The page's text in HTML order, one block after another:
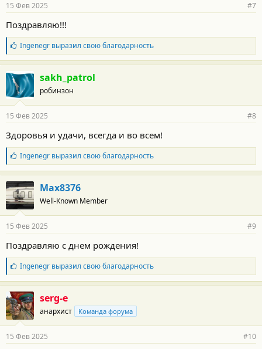
н
с
т
и
:
15 Фев 2025 #7
Поздравляю!!!
Б
л
а
г
о
д
а
н
с
т
и
:
Ingenegrвыразил свою благодарность
sakh_patrol
робинзон
15 Фев 2025 #8
Здоровья и удачи, всегда и во всем!
Б
л
а
г
о
д
а
н
с
т
и
:
Ingenegrвыразил свою благодарность
Max8376
Well-Known Member
15 Фев 2025 #9
Поздравляю с днем рождения!
Б
л
а
г
о
д
а
н
Ingenegrвыразил свою благодарность
serg-e
анархист Команда форума
15 Фев 2025 #10